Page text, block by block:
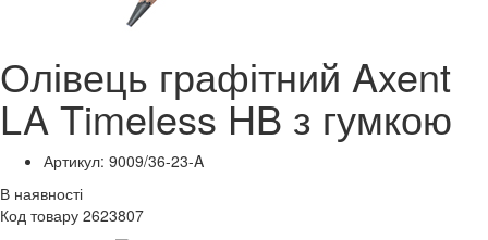
Олівець графітний Axent
LA Timeless HB з гумкою
Артикул: 9009/36-23-A
В наявності
Код товару 2623807